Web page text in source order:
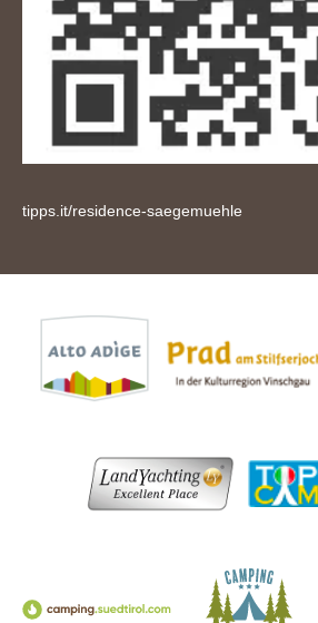
tipps.it/residence-saegemuehle